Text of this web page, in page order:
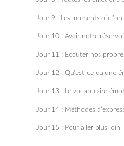
Jour 9 : Les moments où l’on
Jour 10 : Avoir notre
Jour 11 : Ecouter nos
Jour 12 : Qu’est-ce qu’une
Jour 13 : Le vocabulaire
Jour 14 : Méthodes
Jour 15 : Pour aller plus loin